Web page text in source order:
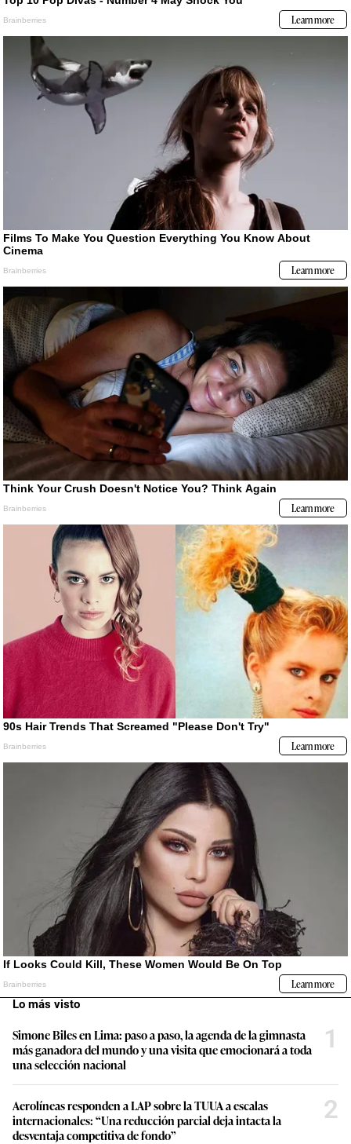
Lo más visto
Simone Biles en Lima: paso a paso, la agenda de la gimnasta
más ganadora del mundo y una visita que emocionará a toda
una selección nacional
1
Aerolíneas responden a LAP sobre la TUUA a escalas
internacionales: “Una reducción parcial deja intacta la
desventaja competitiva de fondo”
2